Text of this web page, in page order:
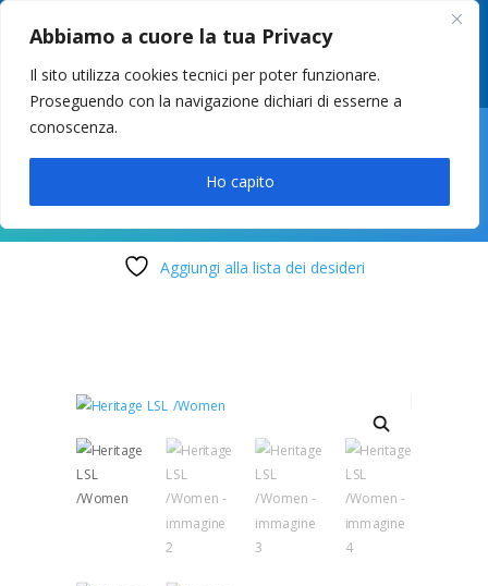
Abbiamo a cuore la tua Privacy
Il sito utilizza cookies tecnici per poter funzionare.
Proseguendo con la navigazione dichiari di esserne a
conoscenza.
Ho capito
049 8627946 –info@cstosetto.it
LUN-VEN 9-12 / 14:30-17
Aggiungi alla lista dei desideri